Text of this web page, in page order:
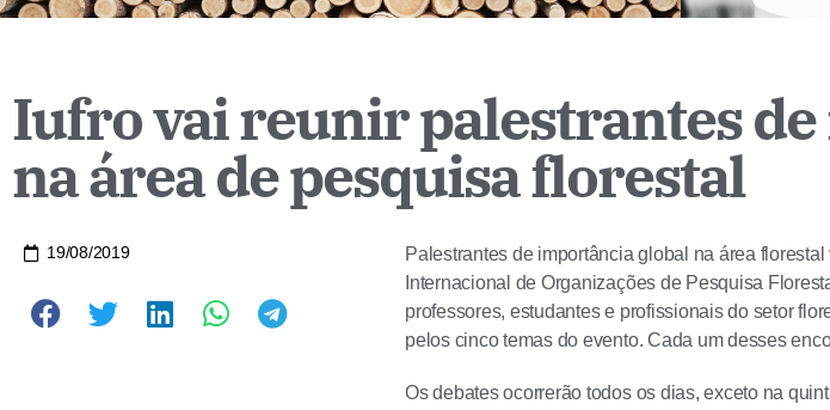
Iufro vai reunir palestrantes
na área de pesquisa florestal
19/08/2019
Palestrantes de importância global na área
Internacional de Organizações de Pesquisa
professores, estudantes e profissionais do setor
pelos cinco temas do evento. Cada um desses
Os debates ocorrerão todos os dias, exceto na